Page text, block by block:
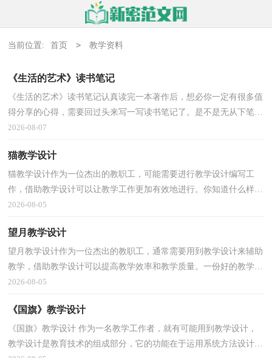
当前位置: 首页 > 教学资料
《生活的艺术》读书笔记
《生活的艺术》读书笔记认真读完一本著作后，想必你一定有很多值
得分享的心得，需要回过头来写一写读书笔记了。是不是无从下笔、
没有头绪？下面是小编帮大家整理的《生活的艺术》...
2026-08-07
猫教学设计
猫教学设计作为一位杰出的教职工，可能需要进行教学设计编写工
作，借助教学设计可以让教学工作更加有效地进行。你知道什么样的
教学设计才能切实有效地帮助到我们吗？以下是小编为...
2026-08-05
望月教学设计
望月教学设计作为一位杰出的教职工，通常需要用到教学设计来辅助
教学，借助教学设计可以提高教学效率和教学质量。一份好的教学设
计是什么样子的呢？下面是小编整理的望月教学设计...
2026-08-05
《国旗》教学设计
《国旗》教学设计 作为一名教学工作者，就有可能用到教学设计，
教学设计是教育技术的组成部分，它的功能在于运用系统方法设计教